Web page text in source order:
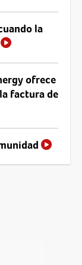
la
ofrece
factura de